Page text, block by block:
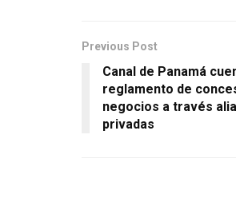
Previous Post
Canal de Panamá
reglamento de
negocios a través
privadas